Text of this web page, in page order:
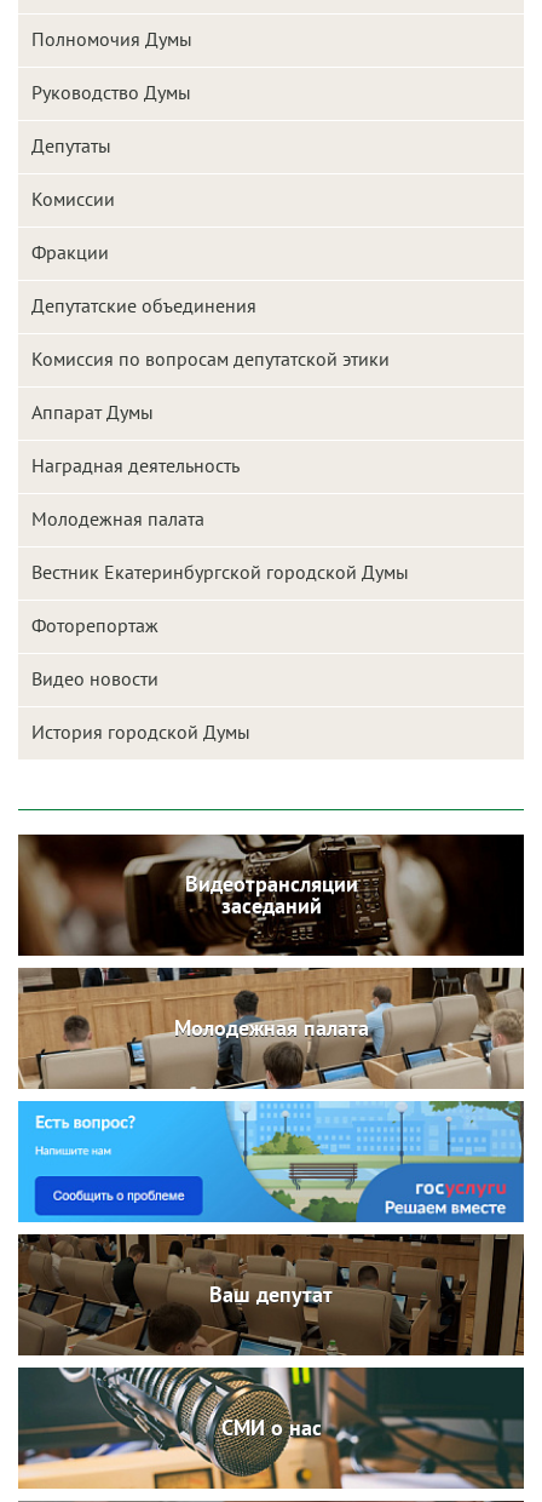
Полномочия Думы
Руководство Думы
Депутаты
Комиссии
Фракции
Депутатские объединения
Комиссия по вопросам депутатской этики
Аппарат Думы
Наградная деятельность
Молодежная палата
Вестник Екатеринбургской городской Думы
Фоторепортаж
Видео новости
История городской Думы
Видеотрансляции
заседаний
Молодежная палата
Ваш депутат
СМИ о нас